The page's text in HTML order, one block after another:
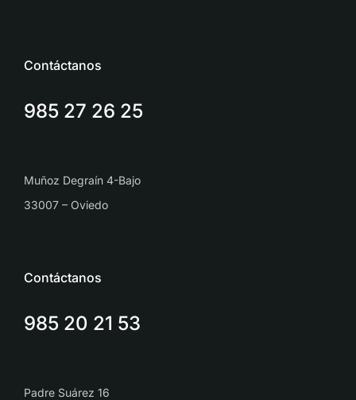
Contáctanos
985 27 26 25
Muñoz Degraín 4-Bajo
33007 – Oviedo
Contáctanos
985 20 21 53
Padre Suárez 16